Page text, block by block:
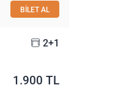
BİLET AL
2+1
1.900 TL